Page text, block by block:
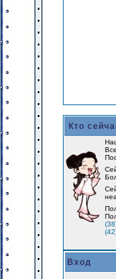
Кто
Вход